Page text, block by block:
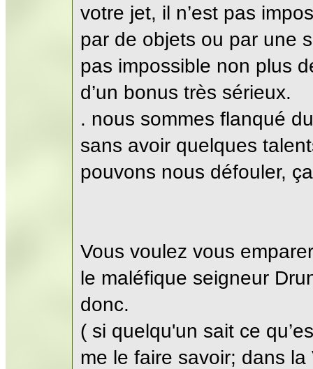
votre jet, il n’est pas
par de objets ou par une
pas impossible non plus
d’un bonus très sérieux.
. nous sommes flanqué
sans avoir quelques
pouvons nous défouler,
Vous voulez vous
le maléfique seigneur
donc.
( si quelqu'un sait ce
me le faire savoir; dans la